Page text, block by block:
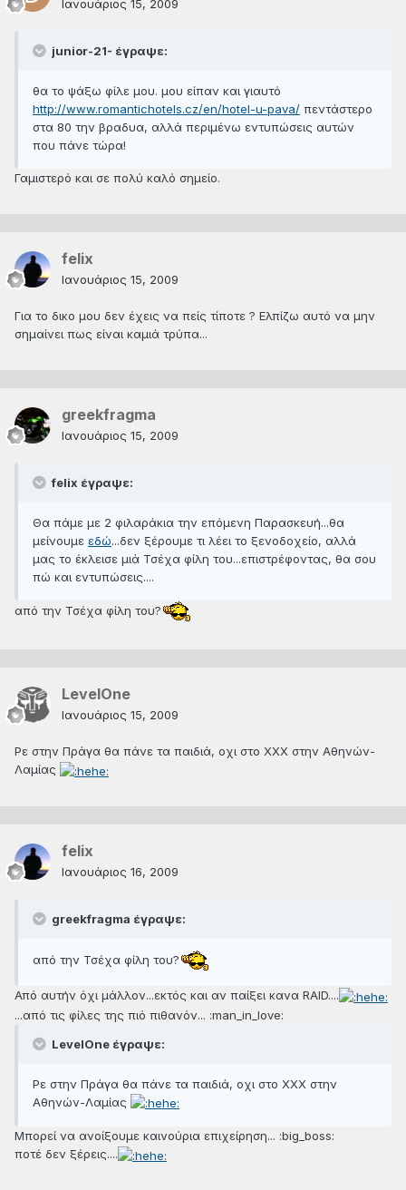
Ιανουάριος 15, 2009
junior-21- έγραψε:
θα το ψάξω φίλε μου. μου είπαν και γιαυτό
http://www.romantichotels.cz/en/hotel-u-pava/ πεντάστερο
στα 80 την βραδυα, αλλά περιμένω εντυπώσεις αυτών
που πάνε τώρα!
Γαμιστερό και σε πολύ καλό σημείο.
felix
Ιανουάριος 15, 2009
Για το δικο μου δεν έχεις να πείς τίποτε ? Ελπίζω αυτό να μην
σημαίνει πως είναι καμιά τρύπα...
greekfragma
Ιανουάριος 15, 2009
felix έγραψε:
Θα πάμε με 2 φιλαράκια την επόμενη Παρασκευή...θα
μείνουμε εδώ...δεν ξέρουμε τι λέει το ξενοδοχείο, αλλά
μας το έκλεισε μιά Τσέχα φίλη του...επιστρέφοντας, θα σου
πώ και εντυπώσεις....
από την Τσέχα φίλη του?
LevelOne
Ιανουάριος 15, 2009
Ρε στην Πράγα θα πάνε τα παιδιά, οχι στο ΧΧΧ στην Αθηνών-
Λαμίας
felix
Ιανουάριος 16, 2009
greekfragma έγραψε:
από την Τσέχα φίλη του?
Από αυτήν όχι μάλλον...εκτός και αν παίξει κανα RAID....
...από τις φίλες της πιό πιθανόν... :man_in_love:
LevelOne έγραψε:
Ρε στην Πράγα θα πάνε τα παιδιά, οχι στο ΧΧΧ στην
Αθηνών-Λαμίας
Μπορεί να ανοίξουμε καινούρια επιχείρηση... :big_boss:
ποτέ δεν ξέρεις....